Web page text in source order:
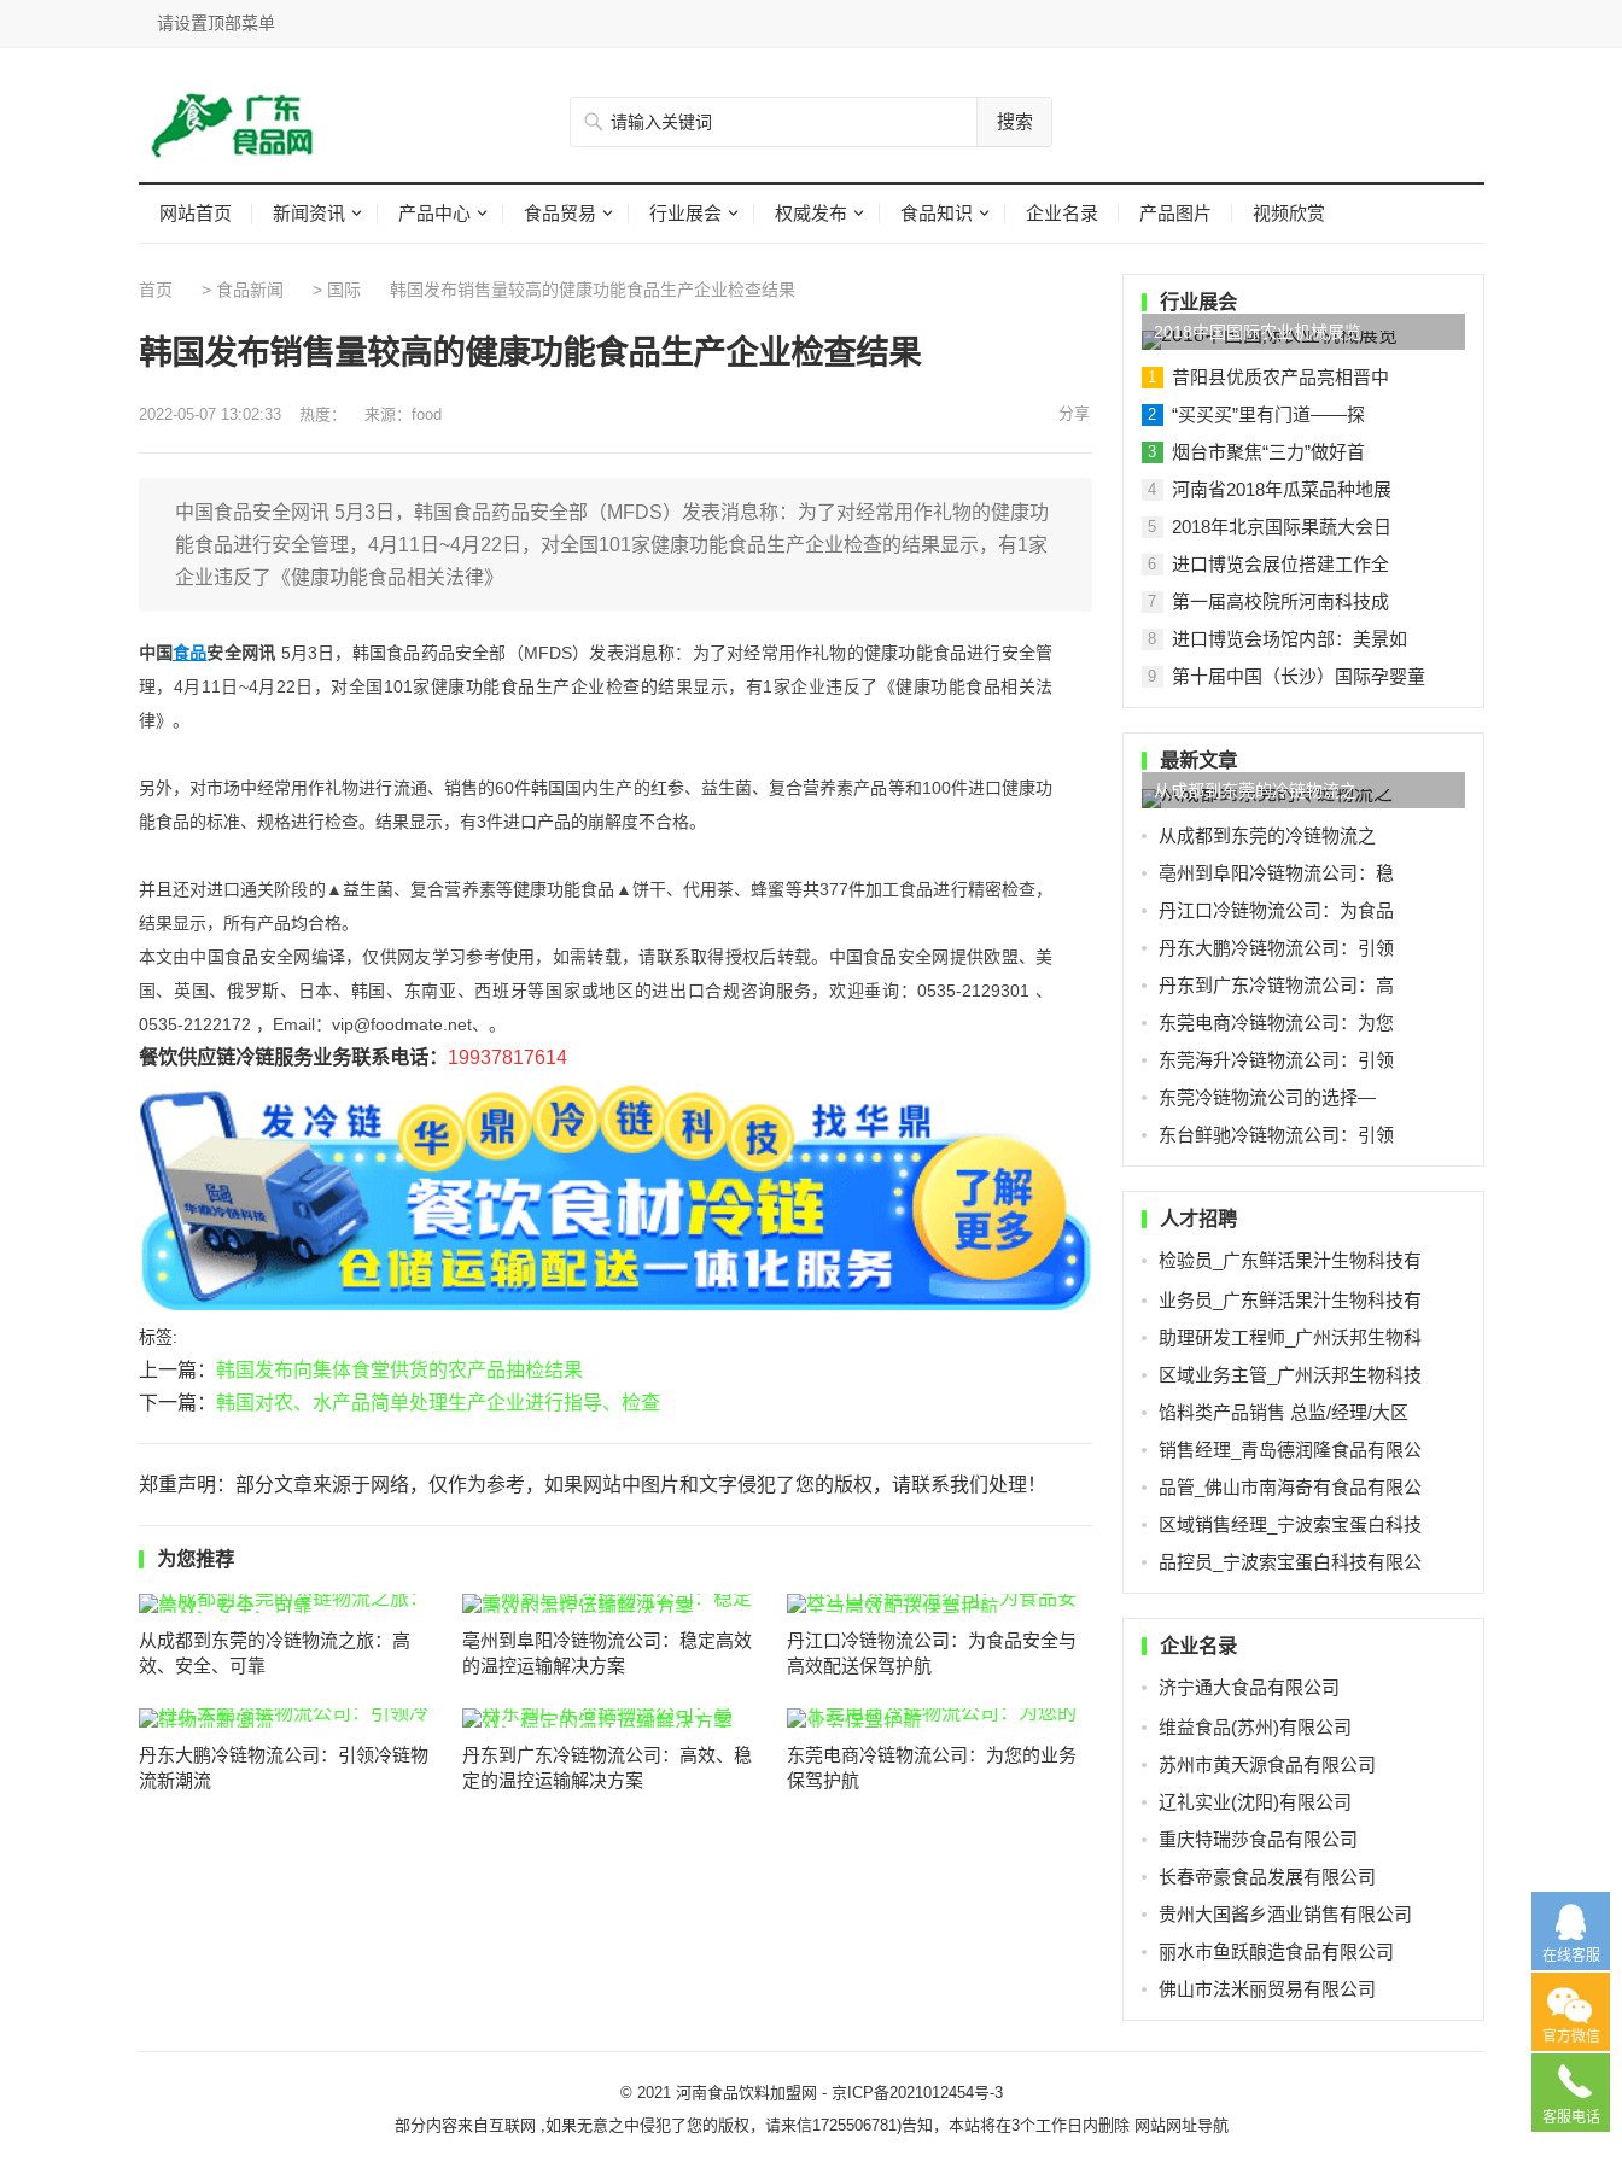
请设置顶部菜单
搜索
网站首页 新闻资讯 产品中心 食品贸易 行业展会 权威发布 食品知识 企业名录 产品图片 视频欣赏
首页 > 食品新闻 > 国际 韩国发布销售量较高的健康功能食品生产企业检查结果
韩国发布销售量较高的健康功能食品生产企业检查结果
2022-05-07 13:02:33 热度： 来源：food
中国食品安全网讯 5月3日，韩国食品药品安全部（MFDS）发表消息称：为了对经常用作礼物的健康功
能食品进行安全管理，4月11日~4月22日，对全国101家健康功能食品生产企业检查的结果显示，有1家
企业违反了《健康功能食品相关法律》
中国食品安全网讯 5月3日，韩国食品药品安全部（MFDS）发表消息称：为了对经常用作礼物的健康功能食品进行安全管
理，4月11日~4月22日，对全国101家健康功能食品生产企业检查的结果显示，有1家企业违反了《健康功能食品相关法
律》。
另外，对市场中经常用作礼物进行流通、销售的60件韩国国内生产的红参、益生菌、复合营养素产品等和100件进口健康功
能食品的标准、规格进行检查。结果显示，有3件进口产品的崩解度不合格。
并且还对进口通关阶段的▲益生菌、复合营养素等健康功能食品▲饼干、代用茶、蜂蜜等共377件加工食品进行精密检查，
结果显示，所有产品均合格。
本文由中国食品安全网编译，仅供网友学习参考使用，如需转载，请联系取得授权后转载。中国食品安全网提供欧盟、美
国、英国、俄罗斯、日本、韩国、东南亚、西班牙等国家或地区的进出口合规咨询服务，欢迎垂询：0535-2129301 、
0535-2122172 ，Email：vip@foodmate.net、。
餐饮供应链冷链服务业务联系电话： 19937817614
标签:
上一篇： 韩国发布向集体食堂供货的农产品抽检结果
下一篇： 韩国对农、水产品简单处理生产企业进行指导、检查
郑重声明：部分文章来源于网络，仅作为参考，如果网站中图片和文字侵犯了您的版权，请联系我们处理！
为您推荐
从成都到东莞的冷链物流之旅：高
效、安全、可靠
亳州到阜阳冷链物流公司：稳定高效
的温控运输解决方案
丹江口冷链物流公司：为食品安全与
高效配送保驾护航
丹东大鹏冷链物流公司：引领冷链物
流新潮流
丹东到广东冷链物流公司：高效、稳
定的温控运输解决方案
东莞电商冷链物流公司：为您的业务
保驾护航
行业展会
2018中国国际农业机械展览
1 昔阳县优质农产品亮相晋中
2 “买买买”里有门道——探
3 烟台市聚焦“三力”做好首
4 河南省2018年瓜菜品种地展
5 2018年北京国际果蔬大会日
6 进口博览会展位搭建工作全
7 第一届高校院所河南科技成
8 进口博览会场馆内部：美景如
9 第十届中国（长沙）国际孕婴童
最新文章
从成都到东莞的冷链物流之
从成都到东莞的冷链物流之
亳州到阜阳冷链物流公司：稳
丹江口冷链物流公司：为食品
丹东大鹏冷链物流公司：引领
丹东到广东冷链物流公司：高
东莞电商冷链物流公司：为您
东莞海升冷链物流公司：引领
东莞冷链物流公司的选择—
东台鲜驰冷链物流公司：引领
人才招聘
检验员_广东鲜活果汁生物科技有
业务员_广东鲜活果汁生物科技有
助理研发工程师_广州沃邦生物科
区域业务主管_广州沃邦生物科技
馅料类产品销售 总监/经理/大区
销售经理_青岛德润隆食品有限公
品管_佛山市南海奇有食品有限公
区域销售经理_宁波索宝蛋白科技
品控员_宁波索宝蛋白科技有限公
企业名录
济宁通大食品有限公司
维益食品(苏州)有限公司
苏州市黄天源食品有限公司
辽礼实业(沈阳)有限公司
重庆特瑞莎食品有限公司
长春帝豪食品发展有限公司
贵州大国酱乡酒业销售有限公司
丽水市鱼跃酿造食品有限公司
佛山市法米丽贸易有限公司
© 2021 河南食品饮料加盟网 - 京ICP备2021012454号-3
部分内容来自互联网 ,如果无意之中侵犯了您的版权，请来信1725506781)告知，本站将在3个工作日内删除 网站网址导航
在线客服
官方微信
客服电话